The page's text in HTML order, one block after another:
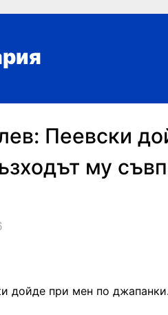
Пеевски
му
дойде при мен по